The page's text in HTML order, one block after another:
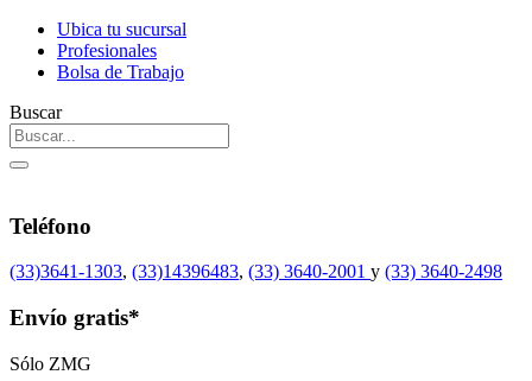
Ubica tu sucursal
Profesionales
Bolsa de Trabajo
Buscar
Teléfono
(33)3641-1303, (33)14396483, (33) 3640-2001 y (33) 3640-2498
Envío gratis*
Sólo ZMG